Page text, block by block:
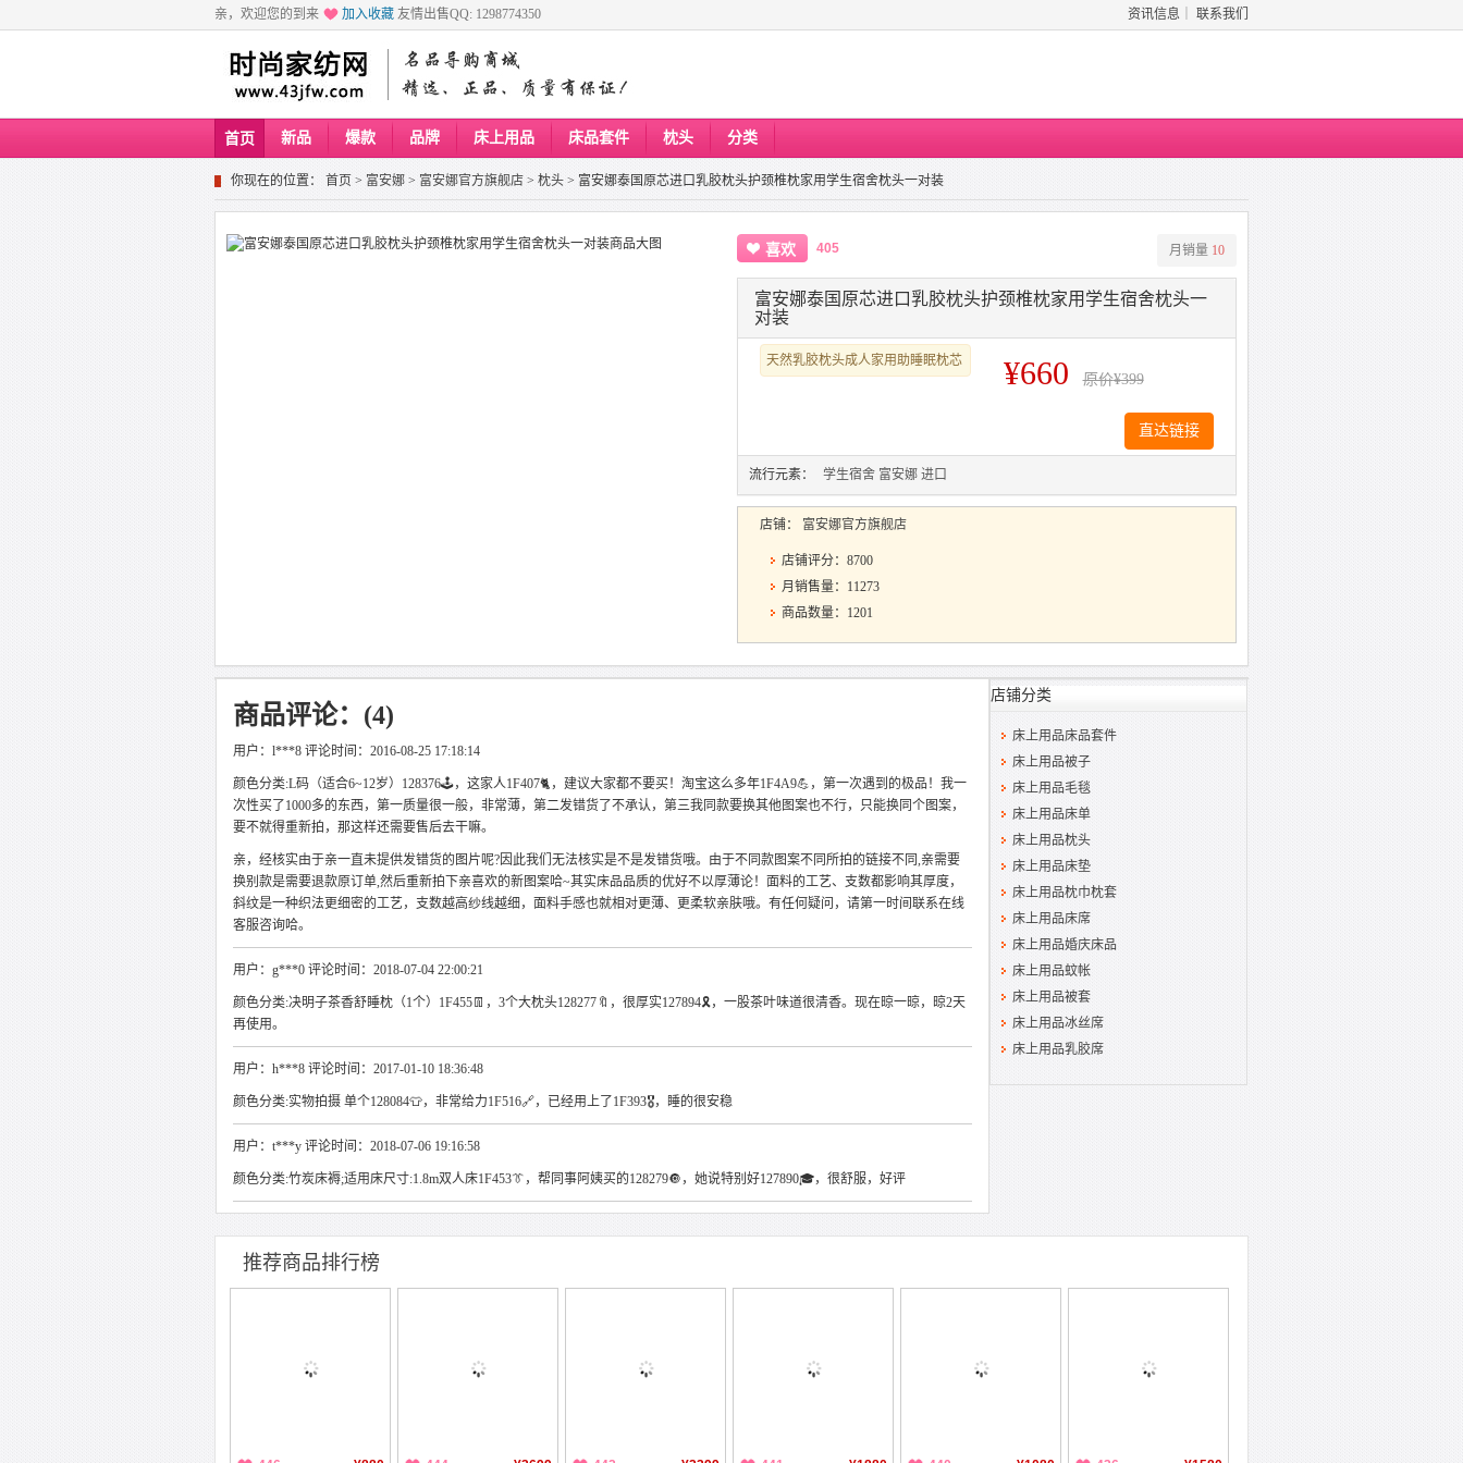
亲，欢迎您的到来 加入收藏 友情出售QQ: 1298774350 资讯信息 联系我们
首页 新品 爆款 品牌 床上用品 床品套件 枕头 分类
你现在的位置： 首页 > 富安娜 > 富安娜官方旗舰店 > 枕头 > 富安娜泰国原芯进口乳胶枕头护颈椎枕家用学生宿舍枕头一对装
喜欢 405 月销量 10
富安娜泰国原芯进口乳胶枕头护颈椎枕家用学生宿舍枕头一
对装
天然乳胶枕头成人家用助睡眠枕芯 ¥660 原价¥399
直达链接
流行元素： 学生宿舍 富安娜 进口
店铺： 富安娜官方旗舰店
店铺评分：8700
月销售量：11273
商品数量：1201
商品评论：(4)
用户：l***8 评论时间：2016-08-25 17:18:14
颜色分类:L码（适合6~12岁）128376🕹，这家人1F407🐈，建议大家都不要买！淘宝这么多年1F4A9💪，第一次遇到的极品！我一
次性买了1000多的东西，第一质量很一般，非常薄，第二发错货了不承认，第三我同款要换其他图案也不行，只能换同个图案，
要不就得重新拍，那这样还需要售后去干嘛。
亲，经核实由于亲一直未提供发错货的图片呢?因此我们无法核实是不是发错货哦。由于不同款图案不同所拍的链接不同,亲需要
换别款是需要退款原订单,然后重新拍下亲喜欢的新图案哈~其实床品品质的优好不以厚薄论！面料的工艺、支数都影响其厚度，
斜纹是一种织法更细密的工艺，支数越高纱线越细，面料手感也就相对更薄、更柔软亲肤哦。有任何疑问，请第一时间联系在线
客服咨询哈。
用户：g***0 评论时间：2018-07-04 22:00:21
颜色分类:决明子茶香舒睡枕（1个）1F455👖，3个大枕头128277🔖，很厚实127894🎗，一股茶叶味道很清香。现在晾一晾，晾2天
再使用。
用户：h***8 评论时间：2017-01-10 18:36:48
颜色分类:实物拍摄 单个128084👕，非常给力1F516🔗，已经用上了1F393🎖，睡的很安稳
用户：t***y 评论时间：2018-07-06 19:16:58
颜色分类:竹炭床褥;适用床尺寸:1.8m双人床1F453👔，帮同事阿姨买的128279🔘，她说特别好127890🎓，很舒服，好评
店铺分类
床上用品床品套件
床上用品被子
床上用品毛毯
床上用品床单
床上用品枕头
床上用品床垫
床上用品枕巾枕套
床上用品床席
床上用品婚庆床品
床上用品蚊帐
床上用品被套
床上用品冰丝席
床上用品乳胶席
推荐商品排行榜